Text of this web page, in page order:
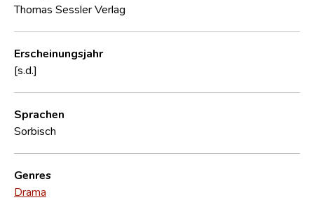
Thomas Sessler Verlag
Erscheinungsjahr
[s.d.]
Sprachen
Sorbisch
Genres
Drama